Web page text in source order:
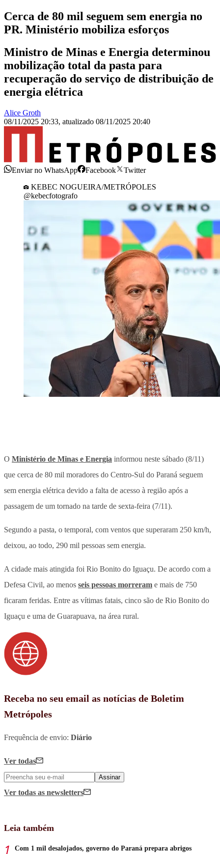
Cerca de 80 mil seguem sem energia no
PR. Ministério mobiliza esforços
Ministro de Minas e Energia determinou
mobilização total da pasta para
recuperação do serviço de distribuição de
energia elétrica
Alice Groth
08/11/2025 20:33, atualizado 08/11/2025 20:40
Enviar no WhatsApp Facebook
Twitter
KEBEC NOGUEIRA/METRÓPOLES
@kebecfotografo
O Ministério de Minas e Energia informou neste sábado (8/11)
que cerca de 80 mil moradores do Centro-Sul do Paraná seguem
sem energia elétrica devido a falta de acesso à região após a
passagem de um tornado na tarde de sexta-feira (7/11).
Segundo a pasta, o temporal, com ventos que superaram 250 km/h,
deixou, ao todo, 290 mil pessoas sem energia.
A cidade mais atingida foi Rio Bonito do Iguaçu. De acordo com a
Defesa Civil, ao menos seis pessoas morreram e mais de 750
ficaram feridas. Entre as vítimas fatais, cinco são de Rio Bonito do
Iguaçu e uma de Guarapuava, na área rural.
Receba no seu email as notícias de Boletim
Metrópoles
Frequência de envio: Diário
Ver todas
Assinar
Ver todas as newsletters
Leia também
Com 1 mil desalojados, governo do Paraná prepara abrigos